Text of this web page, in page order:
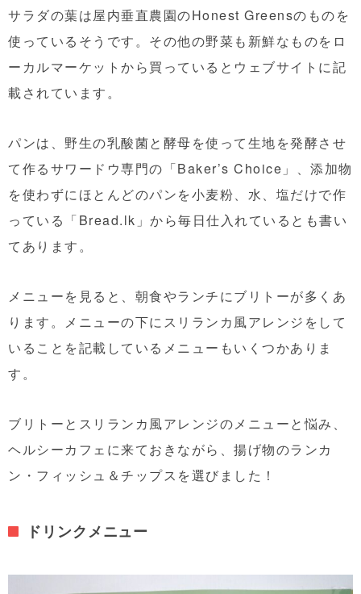
サラダの葉は屋内垂直農園のHonest Greensのものを
使っているそうです。その他の野菜も新鮮なものをロ
ーカルマーケットから買っているとウェブサイトに記
載されています。
パンは、野生の乳酸菌と酵母を使って生地を発酵させ
て作るサワードウ専門の「Baker’s Choice」、添加物
を使わずにほとんどのパンを小麦粉、水、塩だけで作
っている「Bread.lk」から毎日仕入れているとも書い
てあります。
メニューを見ると、朝食やランチにブリトーが多くあ
ります。メニューの下にスリランカ風アレンジをして
いることを記載しているメニューもいくつかありま
す。
ブリトーとスリランカ風アレンジのメニューと悩み、
ヘルシーカフェに来ておきながら、揚げ物のランカ
ン・フィッシュ＆チップスを選びました！
ドリンクメニュー